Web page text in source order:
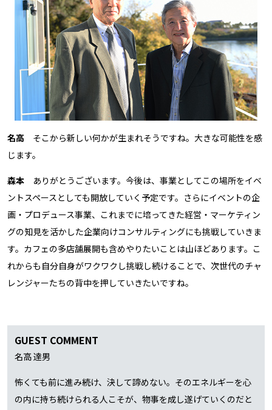
名高 そこから新しい何かが生まれそうですね。大きな可能性を感
じます。
森本 ありがとうございます。今後は、事業としてこの場所をイベ
ントスペースとしても開放していく予定です。さらにイベントの企
画・プロデュース事業、これまでに培ってきた経営・マーケティン
グの知見を活かした企業向けコンサルティングにも挑戦していきま
す。カフェの多店舗展開も含めやりたいことは山ほどあります。こ
れからも自分自身がワクワクし挑戦し続けることで、次世代のチャ
レンジャーたちの背中を押していきたいですね。
GUEST COMMENT
名高 達男
怖くても前に進み続け、決して諦めない。そのエネルギーを心
の内に持ち続けられる人こそが、物事を成し遂げていくのだと